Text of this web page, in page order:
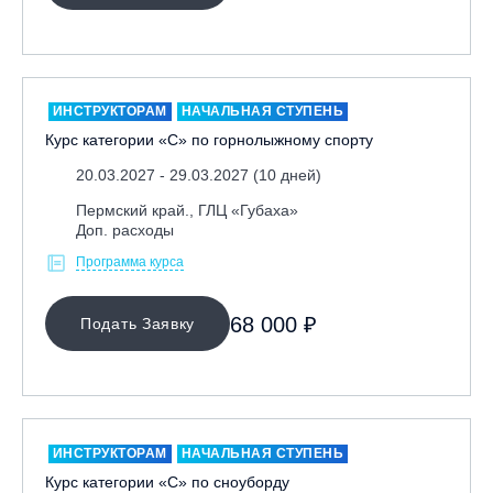
Москва, СЭК «Лата Трэк»
Московская обл., ВГК «Лисья Гора»
Московская обл., ГЛК «Красная Горка»
Московская обл., п. Чулково, ГК «Гая Северина»
Московская обл., Сергиев Посад, вейк парк Boardberry
Новосибирск, ГЛК «Горский»
Пермский край., ГЛЦ «Губаха»
Приморский край, ГЛК «Медвежья Долина»
Республика Алтай, ВК «Манжерок»
Республика Башкортостан, ГЛЦ "Банное"
ИНСТРУКТОРАМ НАЧАЛЬНАЯ СТУПЕНЬ
Курс категории «С» по горнолыжному спорту
20.03.2027 - 29.03.2027 (10 дней)
Пермский край., ГЛЦ «Губаха»
Доп. расходы
Программа курса
Подать Заявку 68 000 ₽
ИНСТРУКТОРАМ НАЧАЛЬНАЯ СТУПЕНЬ
Курс категории «С» по сноуборду